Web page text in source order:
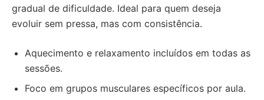
gradual de dificuldade. Ideal para quem deseja
evoluir sem pressa, mas com consistência.
Aquecimento e relaxamento incluídos em todas as
sessões.
Foco em grupos musculares específicos por aula.